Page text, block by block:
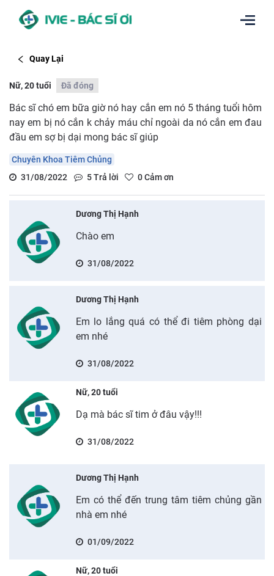
Quay Lại
Nữ, 20 tuổi Đã đóng
Bác sĩ chó em bữa giờ nó hay cắn em nó 5 tháng tuổi hôm
nay em bị nó cắn k chảy máu chỉ ngoài da nó cắn em đau
đầu em sợ bị dại mong bác sĩ giúp
Chuyên Khoa Tiêm Chủng
31/08/2022
5Trả lời 0Cảm ơn
Dương Thị Hạnh
Chào em
31/08/2022
Dương Thị Hạnh
Em lo lắng quá có thể đi tiêm phòng dại
em nhé
31/08/2022
Nữ, 20 tuổi
Dạ mà bác sĩ tim ở đâu vậy!!!
31/08/2022
Dương Thị Hạnh
Em có thể đến trung tâm tiêm chủng gần
nhà em nhé
01/09/2022
Nữ, 20 tuổi